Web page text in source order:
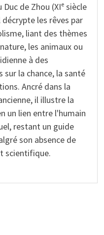
de Zhou (XIᵉ siècle
décrypte les rêves par
liant des thèmes
les animaux ou
à des
sur la chance, la santé
Ancré dans la
il illustre la
un lien entre l'humain
restant un guide
son absence de
scientifique.